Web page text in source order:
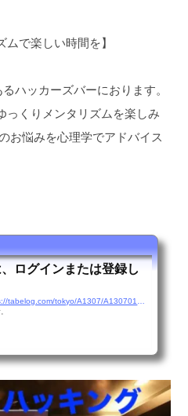
ムで楽しい時間を】
ハッカーズバーにおります。
っくりメンタリズムを楽しみ
お悩みを心理学でアドバイス
ログインまたは登録し